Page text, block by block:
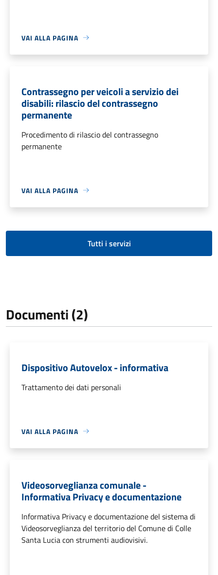
VAI ALLA PAGINA
Contrassegno per veicoli a servizio dei
disabili: rilascio del contrassegno
permanente
Procedimento di rilascio del contrassegno
permanente
VAI ALLA PAGINA
Tutti i servizi
Documenti (2)
Dispositivo Autovelox - informativa
Trattamento dei dati personali
VAI ALLA PAGINA
Videosorveglianza comunale -
Informativa Privacy e documentazione
Informativa Privacy e documentazione del sistema di
Videosorveglianza del territorio del Comune di Colle
Santa Lucia con strumenti audiovisivi.